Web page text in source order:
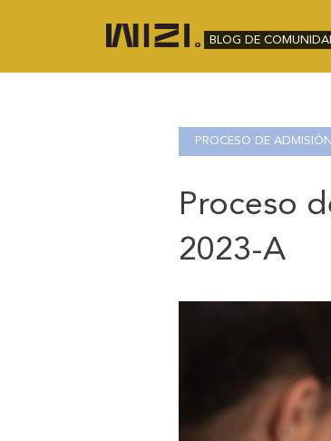
BLOG DE
PROCESO DE
Proceso
2023-A